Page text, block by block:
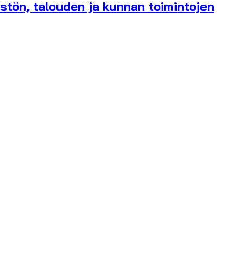
talouden ja kunnan toimintojen